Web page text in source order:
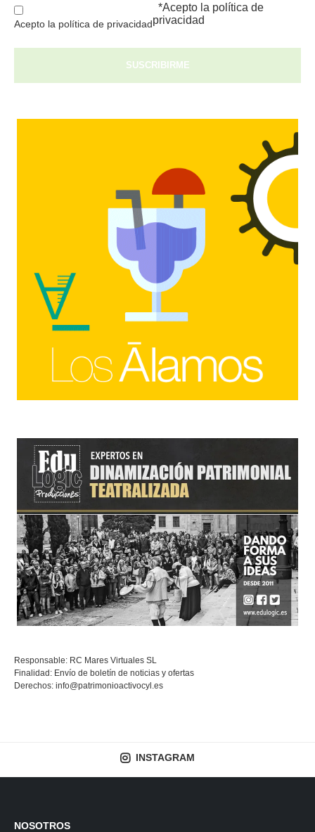
Acepto la política de privacidad
*Acepto la política de
privacidad
Responsable: RC Mares Virtuales SL
Finalidad: Envío de boletín de noticias y ofertas
Derechos: info@patrimonioactivocyl.es
INSTAGRAM
NOSOTROS